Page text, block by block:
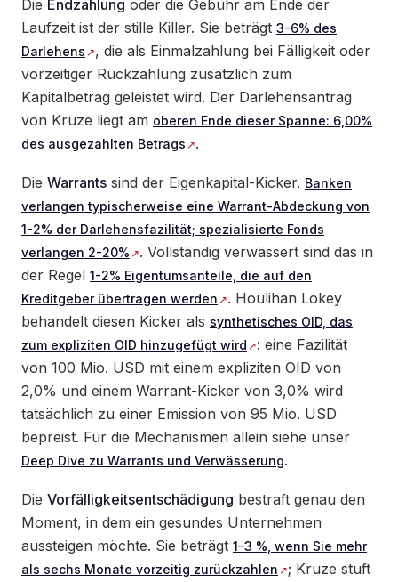
Die Endzahlung oder die Gebühr am Ende der
Laufzeit ist der stille Killer. Sie beträgt 3-6% des
Darlehens
, die als Einmalzahlung bei Fälligkeit oder
vorzeitiger Rückzahlung zusätzlich zum
Kapitalbetrag geleistet wird. Der Darlehensantrag
von Kruze liegt am oberen Ende dieser Spanne: 6,00%
des ausgezahlten Betrags
.
Die Warrants sind der Eigenkapital-Kicker. Banken
verlangen typischerweise eine Warrant-Abdeckung von
1-2% der Darlehensfazilität; spezialisierte Fonds
verlangen 2-20%
. Vollständig verwässert sind das in
der Regel 1-2% Eigentumsanteile, die auf den
Kreditgeber übertragen werden
. Houlihan Lokey
behandelt diesen Kicker als synthetisches OID, das
zum expliziten OID hinzugefügt wird
: eine Fazilität
von 100 Mio. USD mit einem expliziten OID von
2,0% und einem Warrant-Kicker von 3,0% wird
tatsächlich zu einer Emission von 95 Mio. USD
bepreist. Für die Mechanismen allein siehe unser
Deep Dive zu Warrants und Verwässerung.
Die Vorfälligkeitsentschädigung bestraft genau den
Moment, in dem ein gesundes Unternehmen
aussteigen möchte. Sie beträgt 1–3 %, wenn Sie mehr
als sechs Monate vorzeitig zurückzahlen
; Kruze stuft